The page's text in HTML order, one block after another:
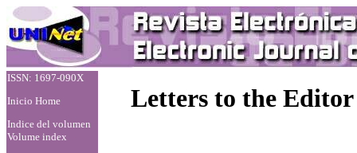
ISSN: 1697-090X
Inicio Home
Indice del volumen
Volume index
Letters to the